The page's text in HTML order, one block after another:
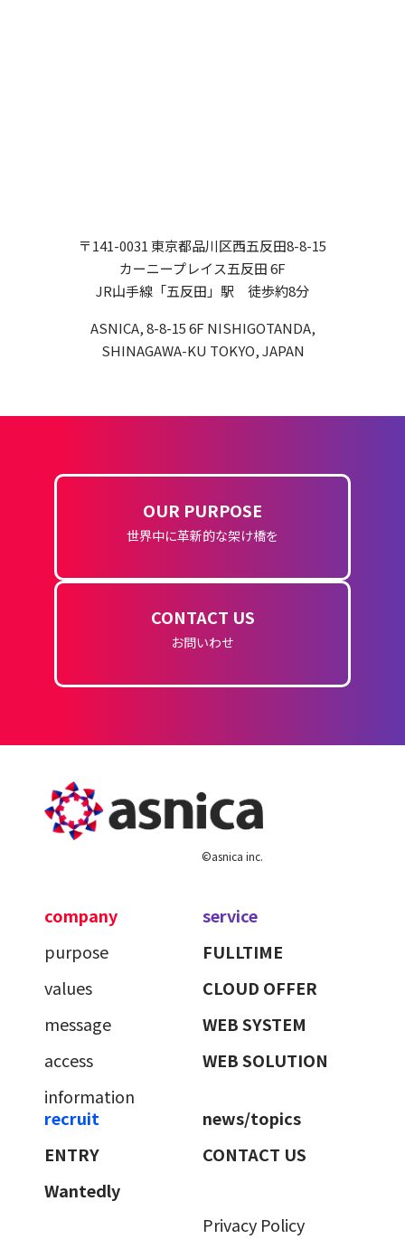
〒141-0031 東京都品川区西五反田8-8-15
カーニープレイス五反田 6F
JR山手線「五反田」駅 徒歩約8分
ASNICA, 8-8-15 6F NISHIGOTANDA,
SHINAGAWA-KU TOKYO, JAPAN
OUR PURPOSE
世界中に革新的な架け橋を
CONTACT US
お問いわせ
©asnica inc.
company
purpose
values
message
access
information
service
FULLTIME
CLOUD OFFER
WEB SYSTEM
WEB SOLUTION
recruit
ENTRY
Wantedly
news/topics
CONTACT US
Privacy Policy